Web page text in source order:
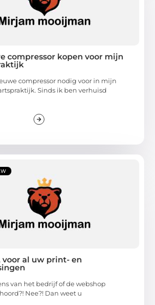
compressor kopen voor mijn
compressor nodig voor in mijn
Sinds ik ben verhuisd
voor al uw print- en
van het bedrijf of de webshop
Nee?! Dan weet u